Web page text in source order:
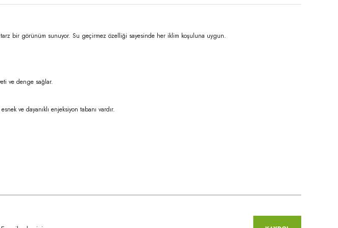
tarz bir görünüm sunuyor. Su geçirmez özelliği sayesinde her iklim koşuluna uygun.
ve denge sağlar.
ve dayanıklı enjeksiyon tabanı vardır.